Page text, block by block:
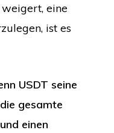
eine
ist es
USDT seine
gesamte
einen